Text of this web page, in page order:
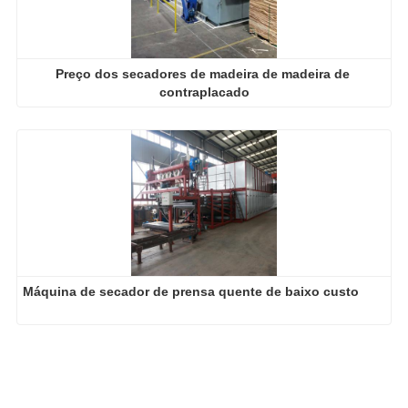
Preço dos secadores de madeira de madeira de
contraplacado
Máquina de secador de prensa quente de baixo custo